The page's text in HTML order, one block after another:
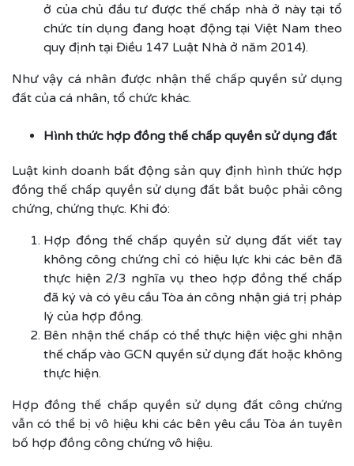
ở của chủ đầu tư được thế chấp nhà ở này tại tổ
chức tín dụng đang hoạt động tại Việt Nam theo
quy định tại Điều 147 Luật Nhà ở năm 2014).
Như vậy cá nhân được nhận thế chấp quyền sử dụng
đất của cá nhân, tổ chức khác.
Hình thức hợp đồng thế chấp quyền sử dụng đất
Luật kinh doanh bất động sản quy định hình thức hợp
đồng thế chấp quyền sử dụng đất bắt buộc phải công
chứng, chứng thực. Khi đó:
Hợp đồng thế chấp quyền sử dụng đất viết tay
không công chứng chỉ có hiệu lực khi các bên đã
thực hiện 2/3 nghĩa vụ theo hợp đồng thế chấp
đã ký và có yêu cầu Tòa án công nhận giá trị pháp
lý của hợp đồng.
Bên nhận thế chấp có thể thực hiện việc ghi nhận
thế chấp vào GCN quyền sử dụng đất hoặc không
thực hiện.
Hợp đồng thế chấp quyền sử dụng đất công chứng
vẫn có thể bị vô hiệu khi các bên yêu cầu Tòa án tuyên
bố hợp đồng công chứng vô hiệu.